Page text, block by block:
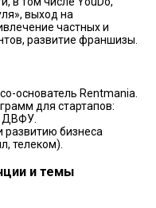
выход на
частных и
развитие франшизы.
основатель Rentmania.
для стартапов:
ДВФУ.
развитию бизнеса
телеком).
и темы